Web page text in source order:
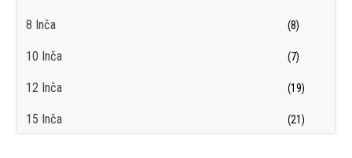
8 Inča (8)
10 Inča (7)
12 Inča (19)
15 Inča (21)